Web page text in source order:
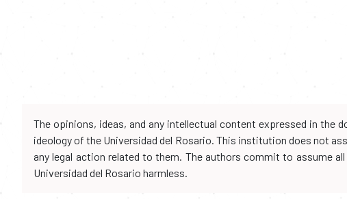
The opinions, ideas, and any intellectual content expressed in
ideology of the Universidad del Rosario. This institution does not
any legal action related to them. The authors commit to assume
Universidad del Rosario harmless.